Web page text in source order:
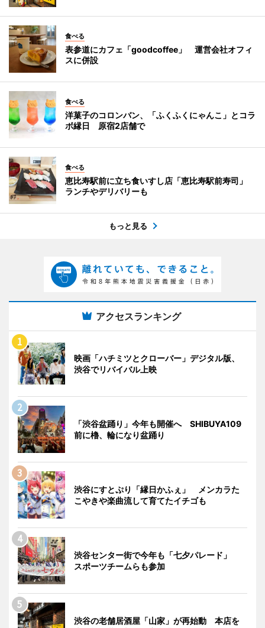
食べる
表参道にカフェ「goodcoffee」 運営会社オフィ
スに併設
食べる
洋菓子のコロンバン、「ふくふくにゃんこ」とコラ
ボ縁日 原宿2店舗で
食べる
恵比寿駅前に立ち食いすし店「恵比寿駅前寿司」
ランチやデリバリーも
もっと見る
アクセスランキング
映画「ハチミツとクローバー」デジタル版、
渋谷でリバイバル上映
「渋谷盆踊り」今年も開催へ SHIBUYA109
前に櫓、輪になり盆踊り
渋谷にすとぷり「縁日かふぇ」 メンカラた
こやきや楽曲流して育てたイチゴも
渋谷センター街で今年も「七夕パレード」
スポーツチームらも参加
渋谷の老舗居酒屋「山家」が再始動 本店を